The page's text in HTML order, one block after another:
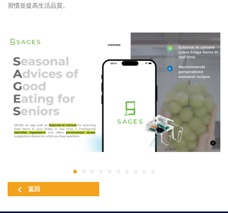
習慣並提高生活品質。
返回